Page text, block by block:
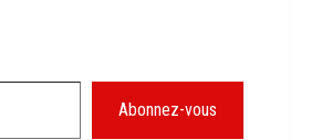
Abonnez-vous